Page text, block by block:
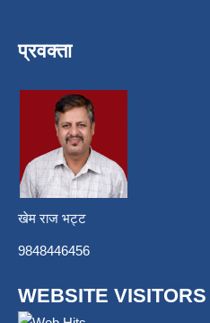
प्रवक्ता
खेम राज भट्ट
9848446456
WEBSITE VISITORS